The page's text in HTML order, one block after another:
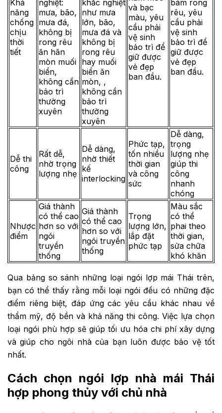
Khả
năng
chống
chịu
thời
tiết
nghiệt:
mưa, bão,
mưa đá,
không bị
rong rêu
ăn hăn
mòn muối
biển,
không cần
bảo trì
thường
xuyên
khắc nghiệt
như mưa
lớn, bão,
mưa đá và
không bị
rong rêu
hay muối
biển ăn
mòn, ,
không cần
bảo trì
thường
xuyên
và bạc
màu, yêu
cầu phải
vệ sinh
bảo trì để
giữ được
vẻ đẹp
ban đầu.
bám rong
rêu, yêu
cầu phải
vệ sinh
bảo trì để
giữ được
vẻ đẹp
ban đầu.
Dễ thi
công
Rất dễ,
nhờ trọng
lượng nhẹ
Dễ dàng,
nhờ thiết
kế
interlocking
Phức tạp,
tốn nhiều
thời gian
và công
sức
Dễ dàng,
trọng
lượng nhẹ
giúp thi
công
nhanh
chóng
Nhược
điểm
Giá thành
có thể cao
hơn so với
ngói
truyền
thống
Giá thành
có thể cao
hơn so với
ngói truyền
thống
Trọng
lượng lớn,
lắp đặt
phức tạp
Màu sắc
có thể
phai theo
thời gian,
sửa chữa
khó khăn
Qua bảng so sánh những loại ngói lợp mái Thái trên,
bạn có thể thấy rằng mỗi loại ngói đều có những đặc
điểm riêng biệt, đáp ứng các yêu cầu khác nhau về
thẩm mỹ, độ bền và khả năng thi công. Việc lựa chọn
loại ngói phù hợp sẽ giúp tối ưu hóa chi phí xây dựng
và giúp cho ngôi nhà của bạn luôn được bảo vệ tốt
nhất.
Cách chọn ngói lợp nhà mái Thái
hợp phong thủy với chủ nhà